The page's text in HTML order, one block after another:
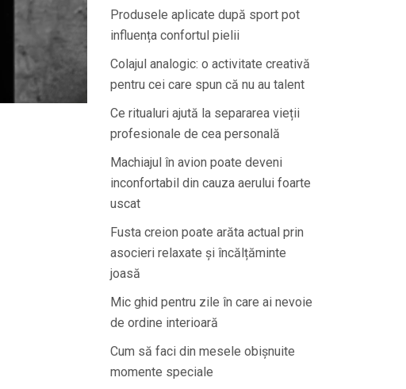
Produsele aplicate după sport pot
influența confortul pielii
Colajul analogic: o activitate creativă
pentru cei care spun că nu au talent
Ce ritualuri ajută la separarea vieții
profesionale de cea personală
Machiajul în avion poate deveni
inconfortabil din cauza aerului foarte
uscat
Fusta creion poate arăta actual prin
asocieri relaxate și încălțăminte
joasă
Mic ghid pentru zile în care ai nevoie
de ordine interioară
Cum să faci din mesele obișnuite
momente speciale